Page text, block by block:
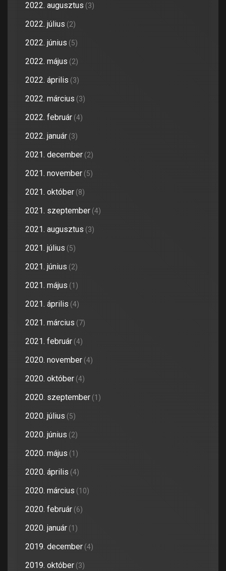
2022. augusztus (3)
2022. július (2)
2022. június (5)
2022. május (2)
2022. április (3)
2022. március (3)
2022. február (4)
2022. január (3)
2021. december (2)
2021. november (5)
2021. október (8)
2021. szeptember (4)
2021. augusztus (3)
2021. július (5)
2021. június (2)
2021. május (1)
2021. április (4)
2021. március (7)
2021. február (4)
2020. november (4)
2020. október (4)
2020. szeptember (1)
2020. július (5)
2020. június (2)
2020. május (1)
2020. április (4)
2020. március (10)
2020. február (6)
2020. január (1)
2019. december (4)
2019. október (3)